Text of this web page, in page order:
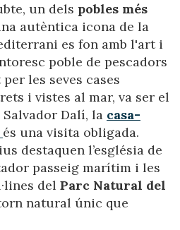
un dels pobles més
autèntica icona de la
es fon amb l'art i
poble de pescadors
les seves cases
i vistes al mar, va ser el
Dalí, la casa-
és una visita obligada.
destaquen l’església de
passeig marítim i les
del Parc Natural del
natural únic que